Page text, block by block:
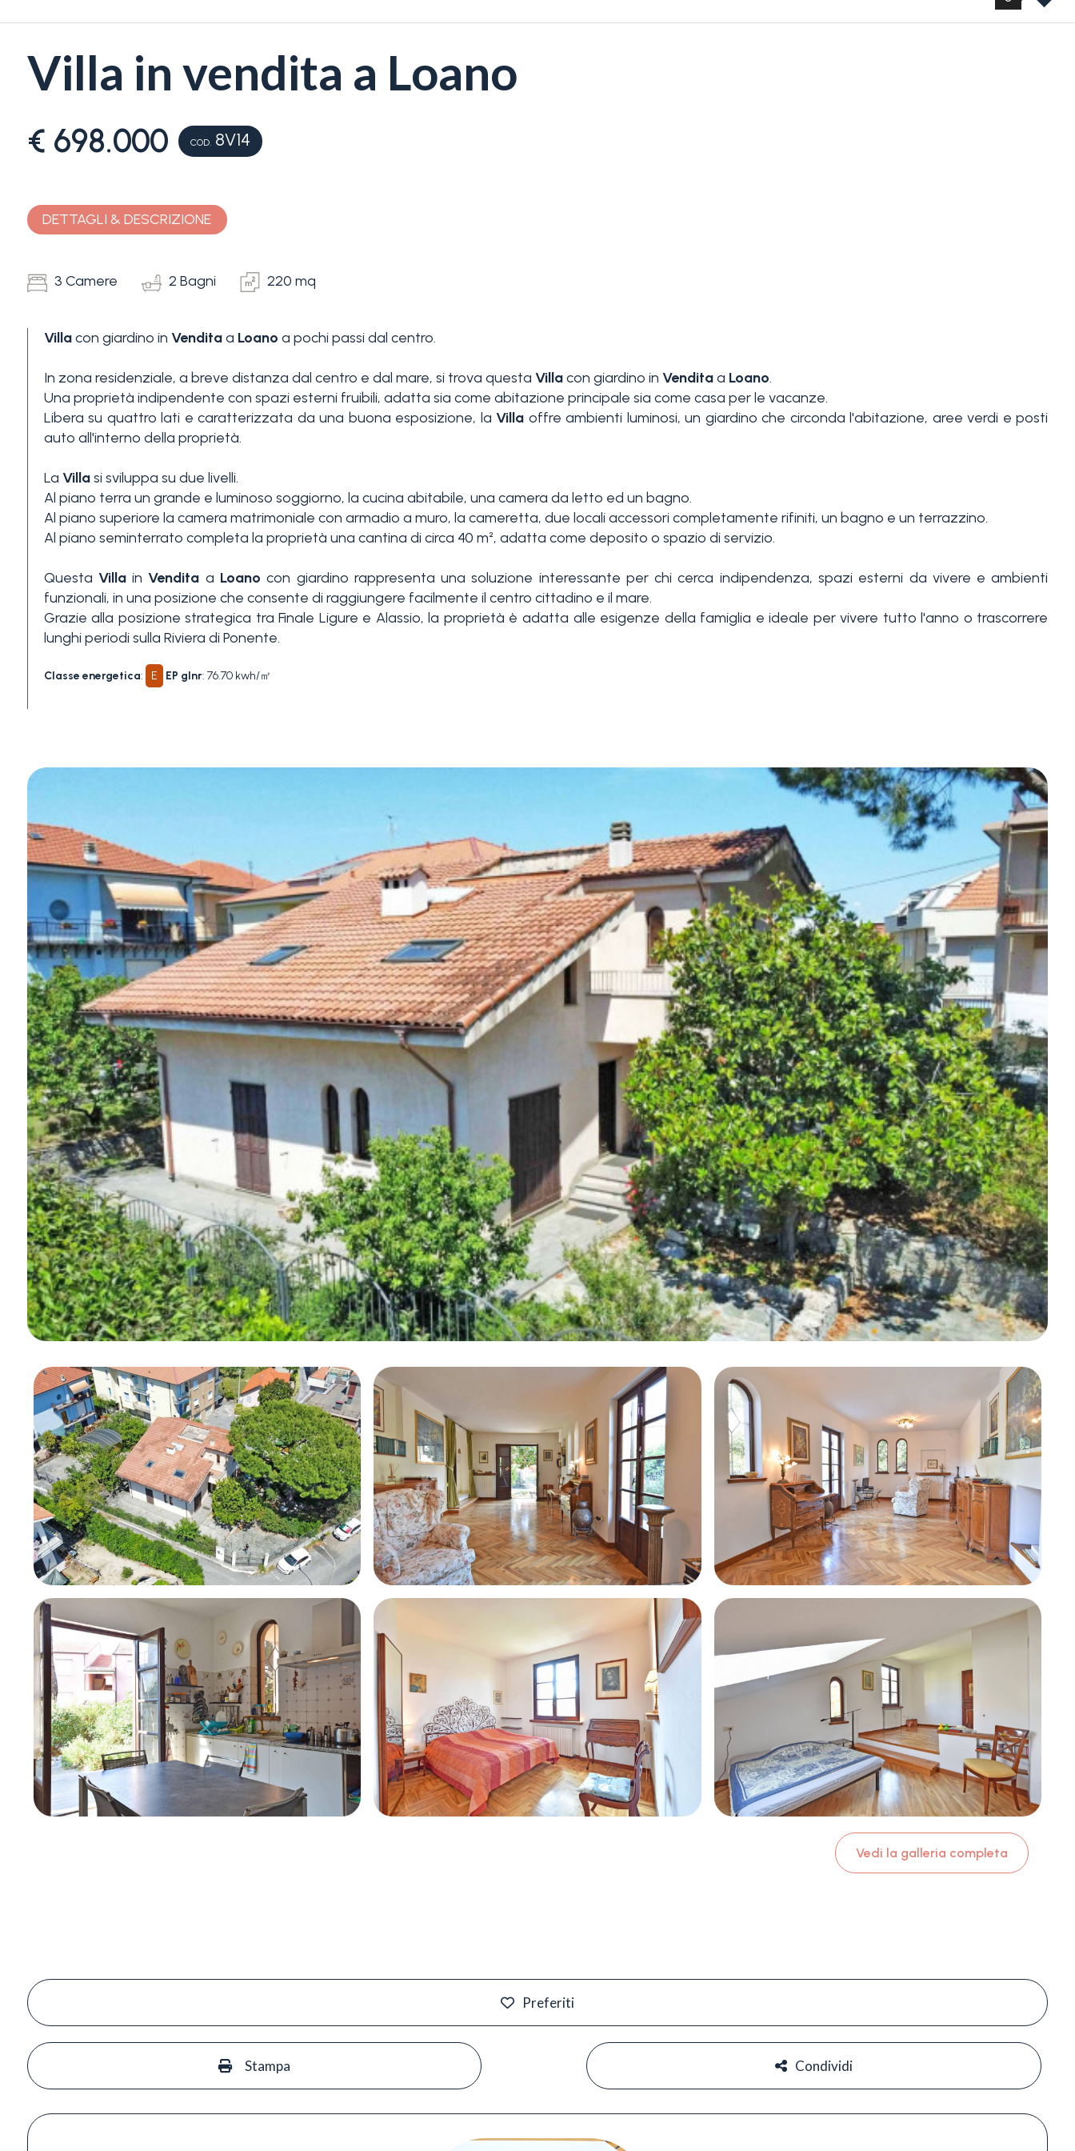
Villa in vendita a Loano
€ 698.000 COD.8V14
DETTAGLI & DESCRIZIONE
3 Camere 2 Bagni 220 mq
Villacon giardino in Venditaa Loano a pochi passi dal centro.
In zona residenziale, a breve distanza dal centro e dal mare, si trova questa Villacon giardino in Venditaa Loano.
Una proprietà indipendente con spazi esterni fruibili, adatta sia come abitazione principale sia come casa per le vacanze.
Libera su quattro lati e caratterizzata da una buona esposizione, la Villa offre ambienti luminosi, un giardino che circonda l'abitazione, aree verdi e posti
auto all'interno della proprietà.
La Villasi sviluppa su due livelli.
Al piano terra un grande e luminoso soggiorno, la cucina abitabile, una camera da letto ed un bagno.
Al piano superiore la camera matrimoniale con armadio a muro, la cameretta, due locali accessori completamente rifiniti, un bagno e un terrazzino.
Al piano seminterrato completa la proprietà una cantina di circa 40 m², adatta come deposito o spazio di servizio.
Questa Villain Vendita a Loano con giardino rappresenta una soluzione interessante per chi cerca indipendenza, spazi esterni da vivere e ambienti
funzionali, in una posizione che consente di raggiungere facilmente il centro cittadino e il mare.
Grazie alla posizione strategica tra Finale Ligure e Alassio, la proprietà è adatta alle esigenze della famiglia e ideale per vivere tutto l'anno o trascorrere
lunghi periodi sulla Riviera di Ponente.
Classe energetica: E EP glnr: 76.70 kwh/㎡
Vedi la galleria completa
Preferiti
Stampa Condividi
Camere
Qualsiasi
2
Altre
multiscelta
Balcone/Terrazzo
Vista mare